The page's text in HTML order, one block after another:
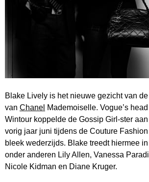
Blake Lively is het nieuwe gezicht van
van Chanel Mademoiselle. Vogue’s
Wintour koppelde de Gossip Girl-ster
vorig jaar juni tijdens de Couture
bleek wederzijds. Blake treedt hiermee
onder anderen Lily Allen, Vanessa
Nicole Kidman en Diane Kruger.